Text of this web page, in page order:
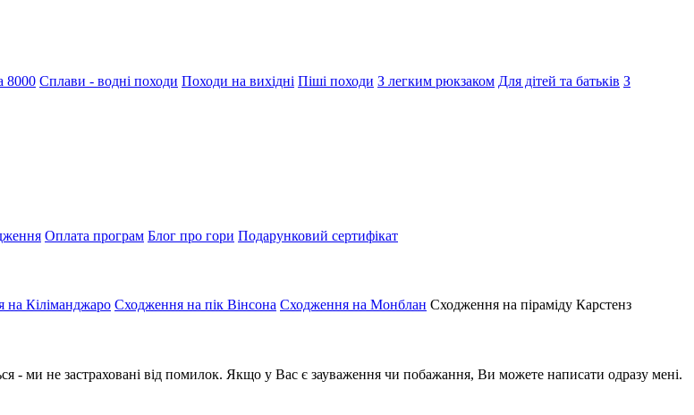
8000 Сплави - водні походи Походи на вихідні Піші походи З легким рюкзаком Для дітей та батьків З
Оплата програм Блог про гори Подарунковий сертифікат
на Кіліманджаро Сходження на пік Вінсона Сходження на Монблан Сходження на піраміду Карстенз
- ми не застраховані від помилок. Якщо у Вас є зауваження чи побажання, Ви можете написати одразу мені.